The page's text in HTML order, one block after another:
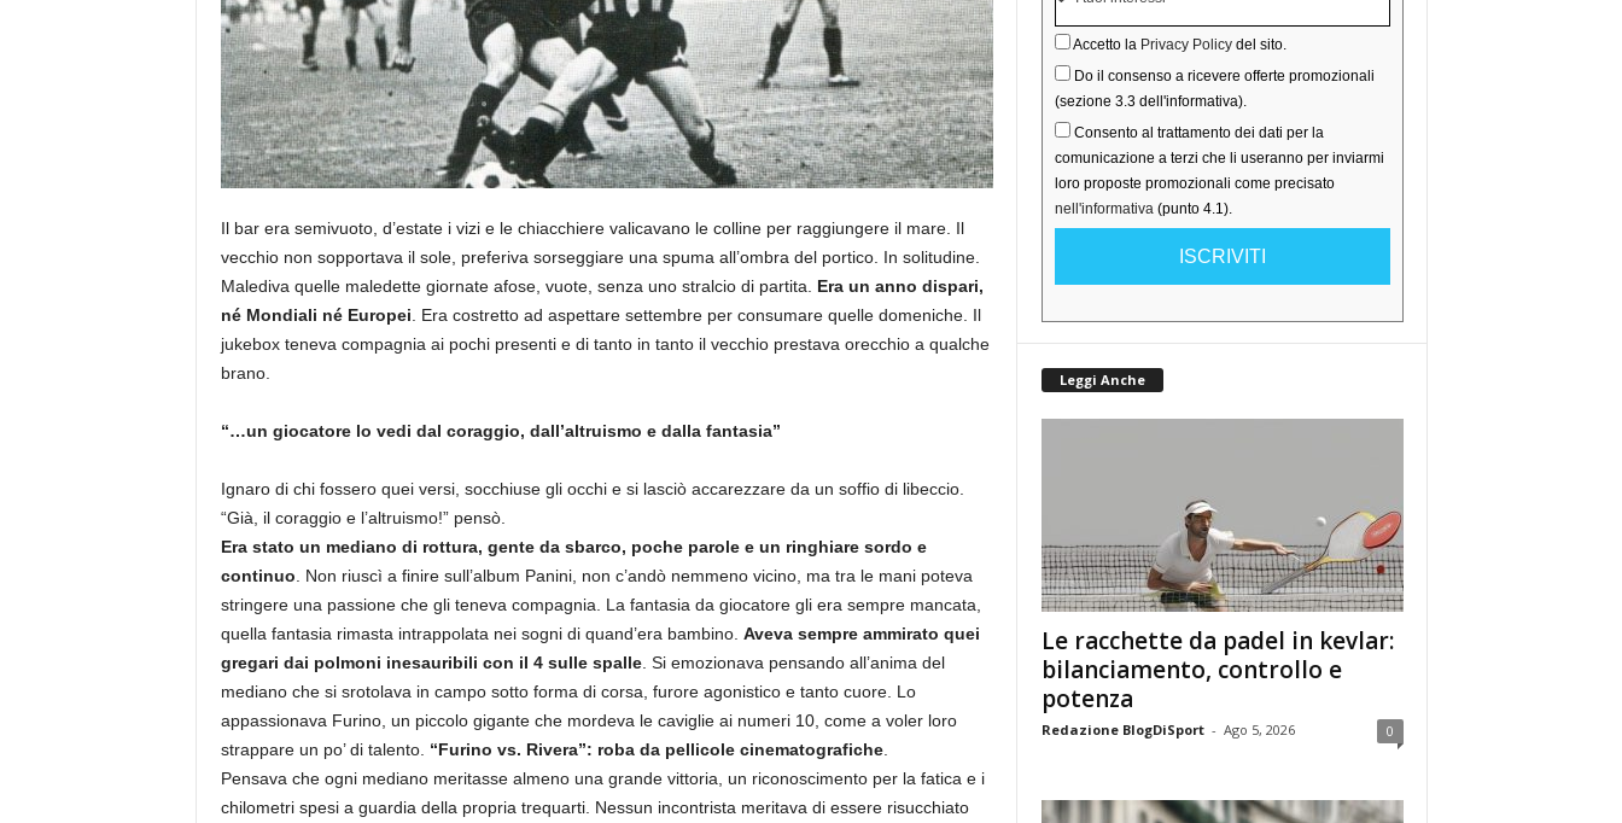
Il bar era semivuoto, d’estate i vizi e le chiacchiere valicavano le colline per raggiungere il mare. Il
vecchio non sopportava il sole, preferiva sorseggiare una spuma all’ombra del portico. In solitudine.
Malediva quelle maledette giornate afose, vuote, senza uno stralcio di partita. Era un anno dispari,
né Mondiali né Europei . Era costretto ad aspettare settembre per consumare quelle domeniche. Il
jukebox teneva compagnia ai pochi presenti e di tanto in tanto il vecchio prestava orecchio a qualche
brano.
“…un giocatore lo vedi dal coraggio, dall’altruismo e dalla fantasia”
Ignaro di chi fossero quei versi, socchiuse gli occhi e si lasciò accarezzare da un soffio di libeccio.
“Già, il coraggio e l’altruismo!” pensò.
Era stato un mediano di rottura, gente da sbarco, poche parole e un ringhiare sordo e
continuo . Non riuscì a finire sull’album Panini, non c’andò nemmeno vicino, ma tra le mani poteva
stringere una passione che gli teneva compagnia. La fantasia da giocatore gli era sempre mancata,
quella fantasia rimasta intrappolata nei sogni di quand’era bambino. Aveva sempre ammirato quei
gregari dai polmoni inesauribili con il 4 sulle spalle. Si emozionava pensando all’anima del
mediano che si srotolava in campo sotto forma di corsa, furore agonistico e tanto cuore. Lo
appassionava Furino, un piccolo gigante che mordeva le caviglie ai numeri 10, come a voler loro
strappare un po’ di talento. “Furino vs. Rivera”: roba da pellicole cinematografiche.
Pensava che ogni mediano meritasse almeno una grande vittoria, un riconoscimento per la fatica e i
chilometri spesi a guardia della propria trequarti. Nessun incontrista meritava di essere risucchiato
Accetto la Privacy Policydel sito.
Do il consenso a ricevere offerte promozionali
(sezione 3.3 dell'informativa).
Consento al trattamento dei dati per la
comunicazione a terzi che li useranno per inviarmi
loro proposte promozionali come precisato
nell'informativa(punto 4.1).
ISCRIVITI
Leggi Anche
Le racchette da padel in kevlar:
bilanciamento, controllo e
potenza
Redazione BlogDiSport - Ago 5, 2026 0